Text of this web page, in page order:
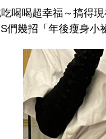
喝喝超幸福～搞得
們幾招「年後瘦身小